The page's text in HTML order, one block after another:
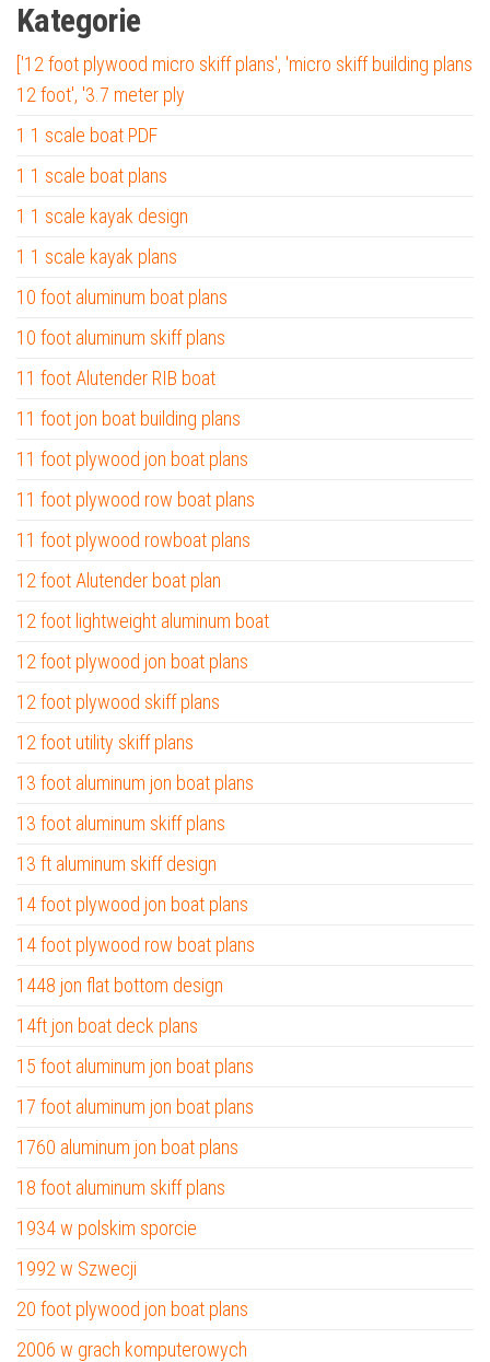
Kategorie
['12 foot plywood micro skiff plans', 'micro skiff building plans
12 foot', '3.7 meter ply
1 1 scale boat PDF
1 1 scale boat plans
1 1 scale kayak design
1 1 scale kayak plans
10 foot aluminum boat plans
10 foot aluminum skiff plans
11 foot Alutender RIB boat
11 foot jon boat building plans
11 foot plywood jon boat plans
11 foot plywood row boat plans
11 foot plywood rowboat plans
12 foot Alutender boat plan
12 foot lightweight aluminum boat
12 foot plywood jon boat plans
12 foot plywood skiff plans
12 foot utility skiff plans
13 foot aluminum jon boat plans
13 foot aluminum skiff plans
13 ft aluminum skiff design
14 foot plywood jon boat plans
14 foot plywood row boat plans
1448 jon flat bottom design
14ft jon boat deck plans
15 foot aluminum jon boat plans
17 foot aluminum jon boat plans
1760 aluminum jon boat plans
18 foot aluminum skiff plans
1934 w polskim sporcie
1992 w Szwecji
20 foot plywood jon boat plans
2006 w grach komputerowych